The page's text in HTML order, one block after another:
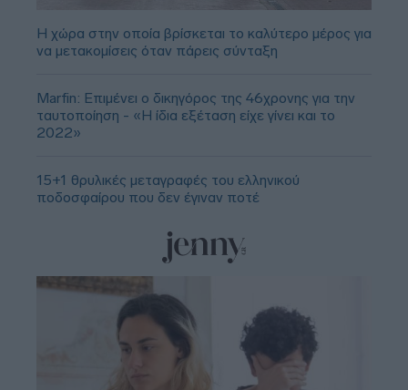
Η χώρα στην οποία βρίσκεται το καλύτερο μέρος για
να μετακομίσεις όταν πάρεις σύνταξη
Marfin: Επιμένει ο δικηγόρος της 46χρονης για την
ταυτοποίηση - «Η ίδια εξέταση είχε γίνει και το
2022»
15+1 θρυλικές μεταγραφές του ελληνικού
ποδοσφαίρου που δεν έγιναν ποτέ